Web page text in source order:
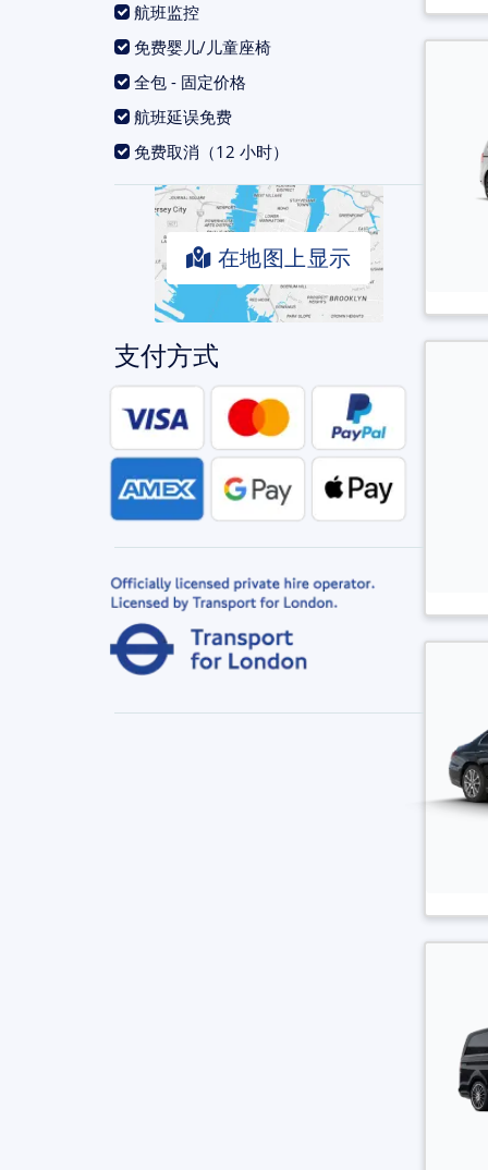
航班监控
免费婴儿/儿童座椅
全包 - 固定价格
航班延误免费
免费取消（12 小时）
在地图上显示
支付方式